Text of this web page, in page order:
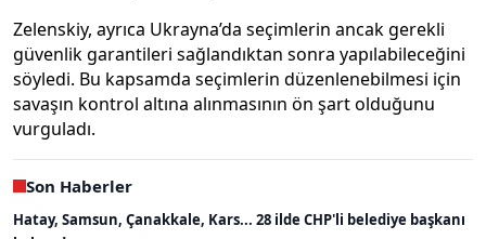
Zelenskiy, ayrıca Ukrayna’da seçimlerin ancak gerekli
güvenlik garantileri sağlandıktan sonra yapılabileceğini
söyledi. Bu kapsamda seçimlerin düzenlenebilmesi için
savaşın kontrol altına alınmasının ön şart olduğunu
vurguladı.
Son Haberler
Hatay, Samsun, Çanakkale, Kars... 28 ilde CHP'li belediye başkanı